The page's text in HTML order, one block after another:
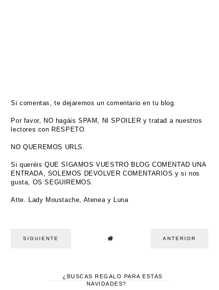
Si comentas, te dejaremos un comentario en tu blog.
Por favor, NO hagáis SPAM, NI SPOILER y tratad a nuestros
lectores con RESPETO.
NO QUEREMOS URLS.
Si queréis QUE SIGAMOS VUESTRO BLOG COMENTAD UNA
ENTRADA, SOLEMOS DEVOLVER COMENTARIOS y si nos
gusta, OS SEGUIREMOS.
Atte. Lady Moustache, Atenea y Luna
SIGUIENTE ANTERIOR
¿BUSCAS REGALO PARA ESTAS
NAVIDADES?